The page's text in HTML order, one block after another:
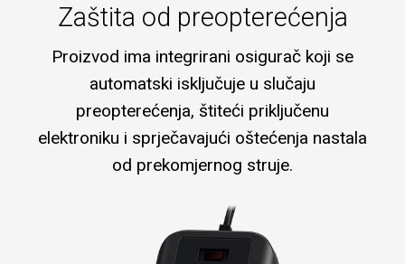
Zaštita od preopterećenja
Proizvod ima integrirani osigurač koji se
automatski isključuje u slučaju
preopterećenja, štiteći priključenu
elektroniku i sprječavajući oštećenja nastala
od prekomjernog struje.